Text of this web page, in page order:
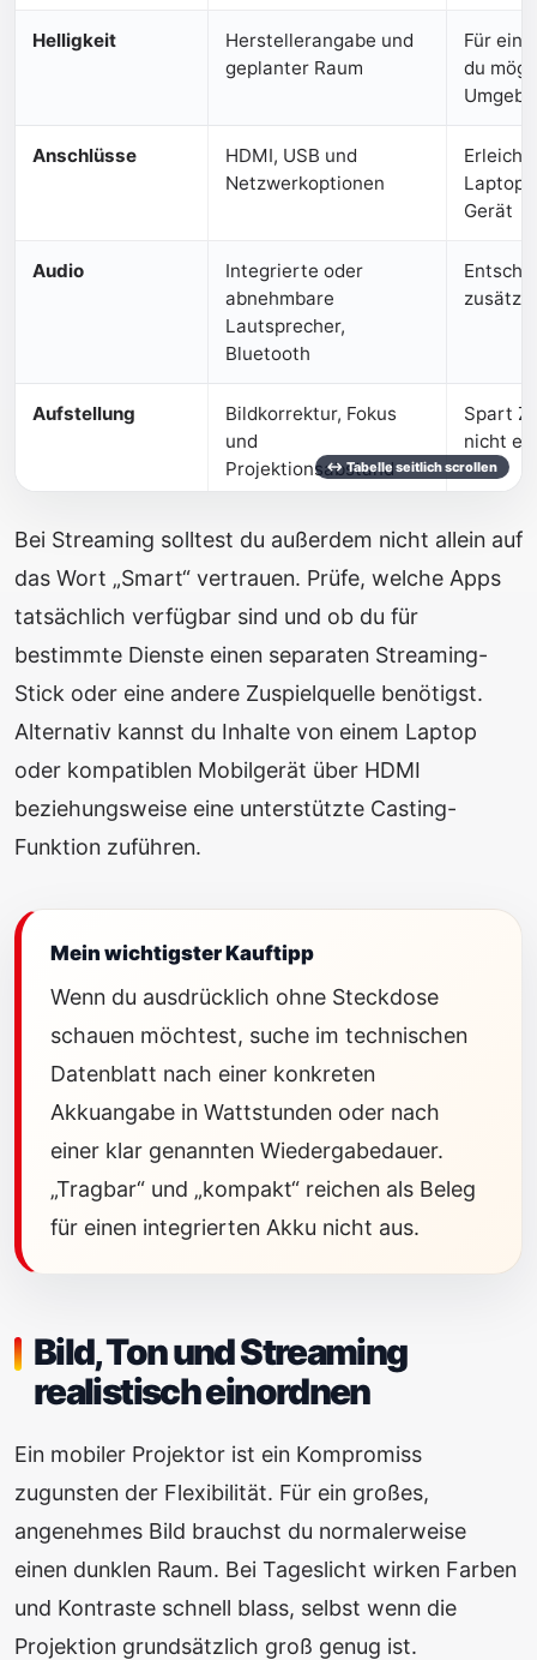
Helligkeit
Herstellerangabe und
geplanter Raum
Für ein
du
Anschlüsse
HDMI, USB und
Netzwerkoptionen
Laptop,
Gerät
Audio
Integrierte oder
abnehmbare
Lautsprecher,
Bluetooth
Aufstellung
Bildkorrektur, Fokus
und
Projektionsabstand
Spart
nicht
Bei Streaming solltest du außerdem nicht allein auf
das Wort „Smart“ vertrauen. Prüfe, welche Apps
tatsächlich verfügbar sind und ob du für
bestimmte Dienste einen separaten Streaming-
Stick oder eine andere Zuspielquelle benötigst.
Alternativ kannst du Inhalte von einem Laptop
oder kompatiblen Mobilgerät über HDMI
beziehungsweise eine unterstützte Casting-
Funktion zuführen.
Mein wichtigster Kauftipp
Wenn du ausdrücklich ohne Steckdose
schauen möchtest, suche im technischen
Datenblatt nach einer konkreten
Akkuangabe in Wattstunden oder nach
einer klar genannten Wiedergabedauer.
„Tragbar“ und „kompakt“ reichen als Beleg
für einen integrierten Akku nicht aus.
Bild, Ton und Streaming
realistisch einordnen
Ein mobiler Projektor ist ein Kompromiss
zugunsten der Flexibilität. Für ein großes,
angenehmes Bild brauchst du normalerweise
einen dunklen Raum. Bei Tageslicht wirken Farben
und Kontraste schnell blass, selbst wenn die
Projektion grundsätzlich groß genug ist.